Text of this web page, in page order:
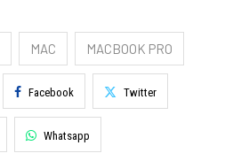
MAC MACBOOK PRO
Facebook Twitter
Whatsapp